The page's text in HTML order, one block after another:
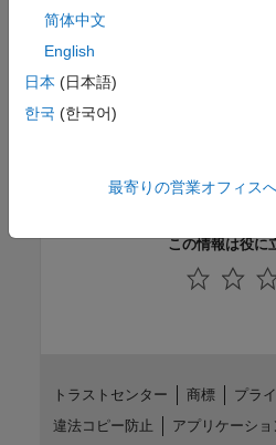
R2021a
参考
乗算 Product ブロックを使用
R2020a で導入
この情報は役に
简体中文
English
日本 (日本語)
한국 (한국어)
最寄りの営業オフィス
トラストセンター 商標
プラ
違法コピー防止
アプリケーシ